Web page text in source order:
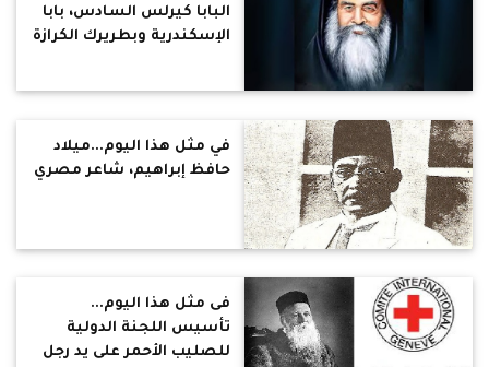
البابا كيرلس السادس، بابا
الإسكندرية وبطريرك الكرازة
في مثل هذا اليوم...ميلاد
حافظ إبراهيم، شاعر مصري
فى مثل هذا اليوم...
تأسيس اللجنة الدولية
للصليب الأحمر على يد رجل